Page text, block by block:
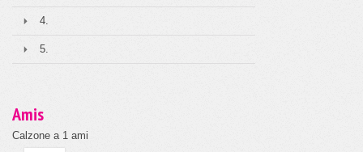
4.
5.
Amis
Calzone a 1 ami